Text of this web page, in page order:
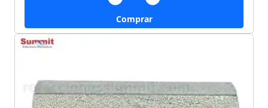
Comprar